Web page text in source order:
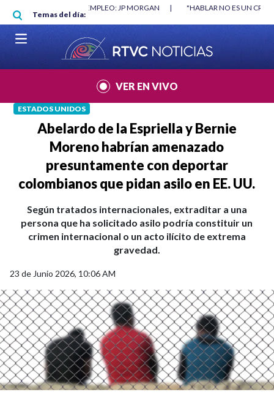
Pasar al contenido principal
Temas del día:
"HABLAR NO ES UN CRIMEN": CARTA DE BETO CORAL |
VER EN VIVO
ESTADOS UNIDOS
Abelardo de la Espriella y Bernie
Moreno habrían amenazado
presuntamente con deportar
colombianos que pidan asilo en EE. UU.
Según tratados internacionales, extraditar a una
persona que ha solicitado asilo podría constituir un
crimen internacional o un acto ilícito de extrema
gravedad.
23 de Junio 2026, 10:06 AM